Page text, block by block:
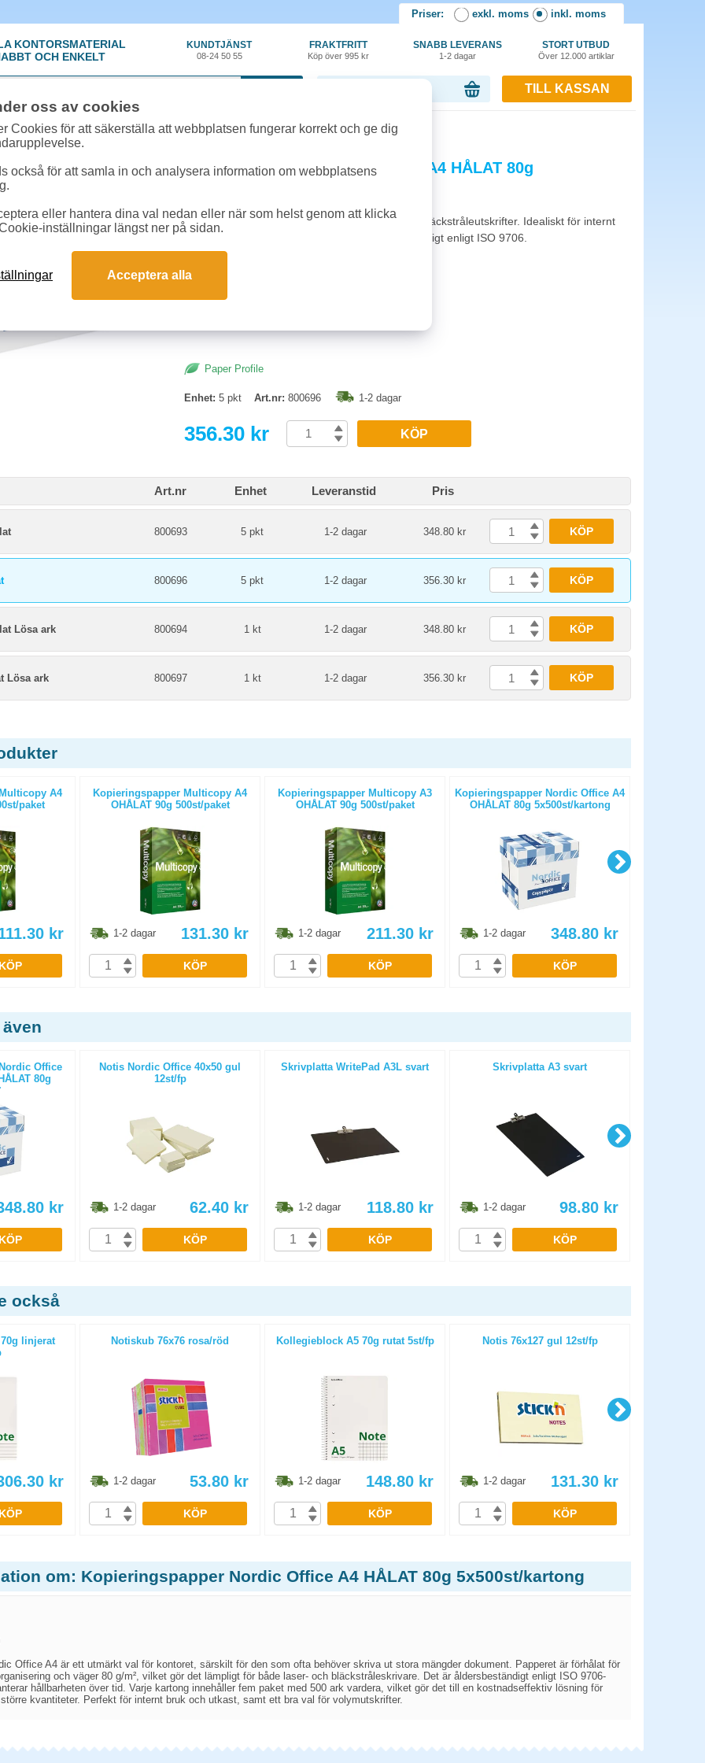
Priser: exkl. moms inkl. moms
KONTORSMATERIAL
OCH ENKELT
KUNDTJÄNST
08-24 50 55
FRAKTFRITT
Köp över 995 kr
SNABB LEVERANS
1-2 dagar
STORT UTBUD
Över 12.000 artiklar
TILL KASSAN
»Kopieringspapper»Kopieringspapper Nordic Office A4 HÅLAT 80g 5x500st/kartong
Kopieringspapper Nordic Office A4 HÅLAT 80g
Problemfritt vittkopieringspapperför laser- och bläckstråleutskrifter. Idealiskt för internt
bruk, utkast och volymanvändning. Åldersbeständigt enligt ISO 9706.
Format:
Ytvikt:80g
Paper Profile
Enhet: 5 pkt Art.nr: 800696 1-2 dagar
356.30 kr KÖP
Art.nr Enhet Leveranstid Pris
800693 5 pkt 1-2 dagar 348.80 kr KÖP
800696 5 pkt 1-2 dagar 356.30 kr KÖP
Lösa ark 800694 1 kt 1-2 dagar 348.80 kr KÖP
Lösa ark 800697 1 kt 1-2 dagar 356.30 kr KÖP
A4
paket
kr
KÖP
Kopieringspapper Multicopy A4
OHÅLAT 90g 500st/paket
1-2 dagar 131.30 kr
KÖP
Kopieringspapper Multicopy A3
OHÅLAT 90g 500st/paket
1-2 dagar 211.30 kr
KÖP
Kopieringspapper Nordic Office A4
OHÅLAT 80g 5x500st/kartong
1-2 dagar 348.80 kr
KÖP
Office
80g
kr
KÖP
Notis Nordic Office 40x50 gul
12st/fp
1-2 dagar 62.40 kr
KÖP
Skrivplatta WritePad A3L svart
1-2 dagar 118.80 kr
KÖP
Skrivplatta A3 svart
1-2 dagar 98.80 kr
KÖP
också
linjerat
kr
KÖP
Notiskub 76x76 rosa/röd
1-2 dagar 53.80 kr
KÖP
Kollegieblock A5 70g rutat 5st/fp
1-2 dagar 148.80 kr
KÖP
Notis 76x127 gul 12st/fp
1-2 dagar 131.30 kr
KÖP
om: Kopieringspapper Nordic Office A4 HÅLAT 80g 5x500st/kartong
Office A4 är ett utmärkt val för kontoret, särskilt för den som ofta behöver skriva ut stora mängder dokument. Papperet är förhålat för
och väger 80 g/m², vilket gör det lämpligt för både laser- och bläckstråleskrivare. Det är åldersbeständigt enligt ISO 9706-
hållbarheten över tid. Varje kartong innehåller fem paket med 500 ark vardera, vilket gör det till en kostnadseffektiv lösning för
kvantiteter. Perfekt för internt bruk och utkast, samt ett bra val för volymutskrifter.
oss av cookies
Cookies för att säkerställa att webbplatsen fungerar korrekt och ge dig
också för att samla in och analysera information om webbplatsens
eller hantera dina val nedan eller när som helst genom att klicka
inställningar längst ner på sidan.
Acceptera alla